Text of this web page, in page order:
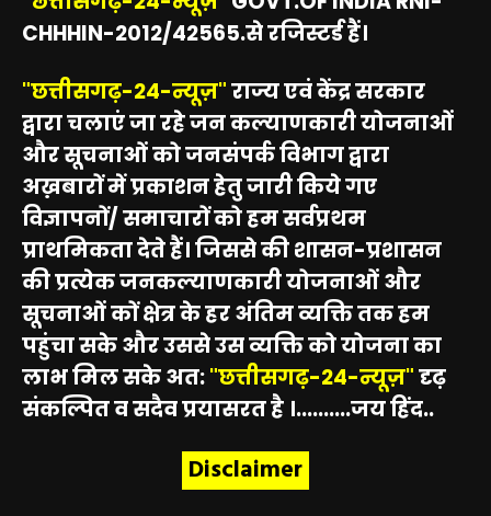
CHHHIN-2012/42565.से रजिस्टर्ड हैं।
"छत्तीसगढ़-24-न्यूज़"राज्य एवं केंद्र सरकार
द्वारा चलाएं जा रहे जन कल्याणकारी योजनाओं
और सूचनाओं को जनसंपर्क विभाग द्वारा
अख़बारों में प्रकाशन हेतु जारी किये गए
विज्ञापनों/ समाचारों को हम सर्वप्रथम
प्राथमिकता देते हैं। जिससे की शासन-प्रशासन
की प्रत्येक जनकल्याणकारी योजनाओं और
सूचनाओं कों क्षेत्र के हर अंतिम व्यक्ति तक हम
पहुंचा सके और उससे उस व्यक्ति को योजना का
लाभ मिल सके अत:"छत्तीसगढ़-24-न्यूज़"दृढ़
संकल्पित व सदैव प्रयासरत है ।..........जय हिंद..
Disclaimer